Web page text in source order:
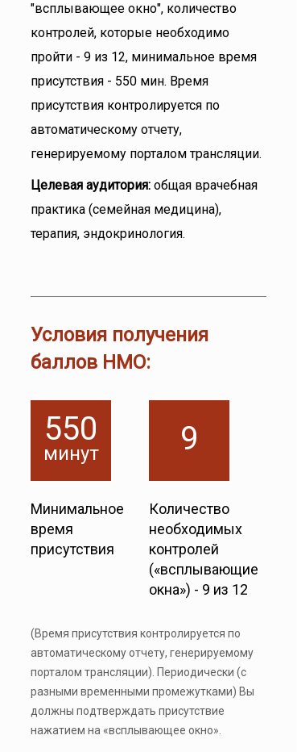
"всплывающее окно", количество
контролей, которые необходимо
пройти - 9 из 12, минимальное время
присутствия - 550 мин. Время
присутствия контролируется по
автоматическому отчету,
генерируемому порталом трансляции.
Целевая аудитория: общая врачебная
практика (семейная медицина),
терапия, эндокринология.
Условия получения
баллов НМО:
550
минут
Минимальное
время
присутствия
9
Количество
необходимых
контролей
(«всплывающие
окна») - 9 из 12
(Время присутствия контролируется по
автоматическому отчету, генерируемому
порталом трансляции). Периодически (с
разными временными промежутками) Вы
должны подтверждать присутствие
нажатием на «всплывающее окно».